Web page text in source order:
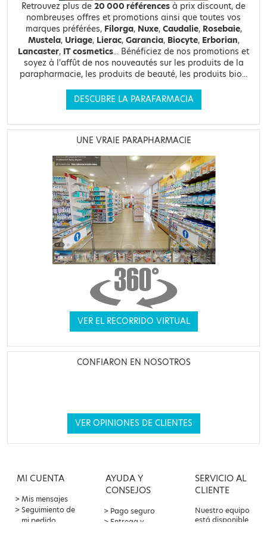
Retrouvez plus de 20 000 références à prix discount, de
nombreuses offres et promotions ainsi que toutes vos
marques préférées, Filorga, Nuxe, Caudalie, Rosebaie,
Mustela, Uriage, Lierac, Garancia, Biocyte, Erborian,
Lancaster, IT cosmetics... Bénéficiez de nos promotions et
soyez à l'affût de nos nouveautés sur les produits de la
parapharmacie, les produits de beauté, les produits bio...
DESCUBRE LA PARAFARMACIA
UNE VRAIE PARAPHARMACIE
VER EL RECORRIDO VIRTUAL
CONFIARON EN NOSOTROS
VER OPINIONES DE CLIENTES
MI CUENTA
Mis mensajes
Seguimiento de
mi pedido
AYUDA Y
CONSEJOS
Pago seguro
Entrega y
SERVICIO AL
CLIENTE
Nuestro equipo
está disponible